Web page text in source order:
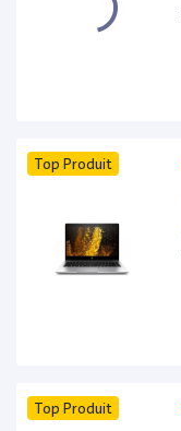
Top Produit
Top Produit